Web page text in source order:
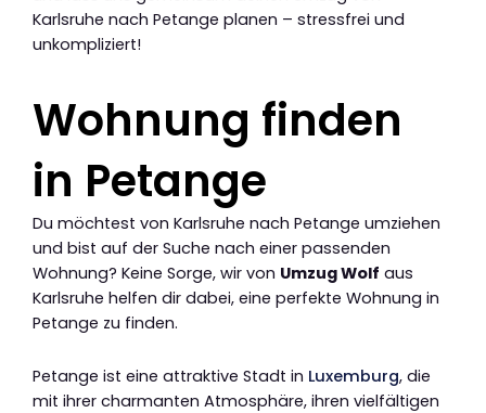
Karlsruhe nach Petange planen – stressfrei und
unkompliziert!
Wohnung finden
in Petange
Du möchtest von Karlsruhe nach Petange umziehen
und bist auf der Suche nach einer passenden
Wohnung? Keine Sorge, wir von Umzug Wolf aus
Karlsruhe helfen dir dabei, eine perfekte Wohnung in
Petange zu finden.
Petange ist eine attraktive Stadt in Luxemburg, die
mit ihrer charmanten Atmosphäre, ihren vielfältigen